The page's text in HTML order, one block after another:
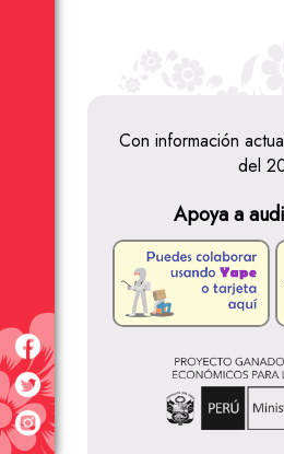
Con información
del
Apoya a
Vignati